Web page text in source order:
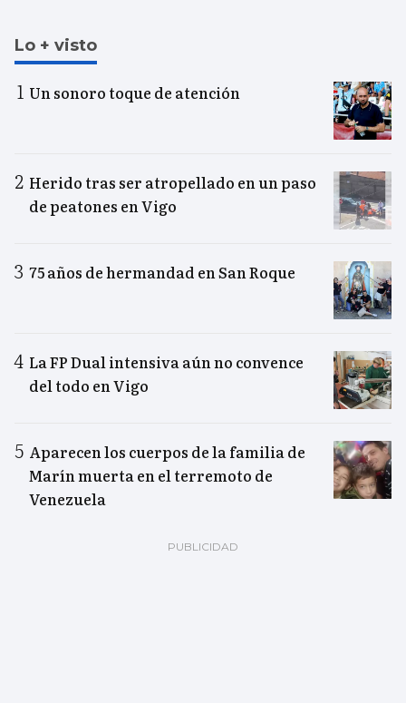
Lo + visto
Un sonoro toque de atención
Herido tras ser atropellado en un paso
de peatones en Vigo
75 años de hermandad en San Roque
La FP Dual intensiva aún no convence
del todo en Vigo
Aparecen los cuerpos de la familia de
Marín muerta en el terremoto de
Venezuela